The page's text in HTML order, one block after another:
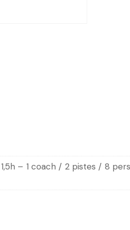
– 1 coach / 2 pistes / 8